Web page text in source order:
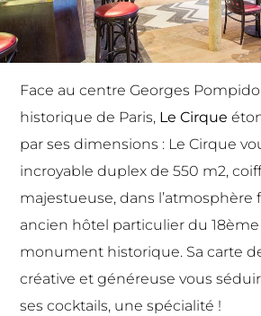
Face au centre Georges
historique de Paris, Le Cirque
par ses dimensions : Le Cirque
incroyable duplex de 550 m2,
majestueuse, dans l’atmosphère
ancien hôtel particulier du 18ème
monument historique. Sa carte
créative et généreuse vous
ses cocktails, une spécialité !